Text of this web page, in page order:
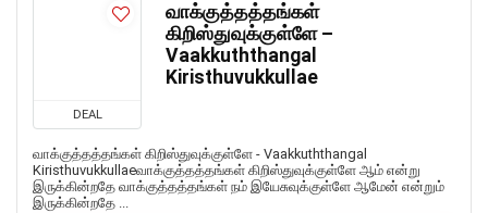
DEAL
வாக்குத்தத்தங்கள்
கிறிஸ்துவுக்குள்ளே –
Vaakkuththangal
Kiristhuvukkullae
வாக்குத்தத்தங்கள் கிறிஸ்துவுக்குள்ளே - Vaakkuththangal
Kiristhuvukkullaeவாக்குத்தத்தங்கள் கிறிஸ்துவுக்குள்ளே ஆம் என்று
இருக்கின்றதே வாக்குத்தத்தங்கள் நம் இயேசுவுக்குள்ளே ஆமேன் என்றும்
இருக்கின்றதே ...